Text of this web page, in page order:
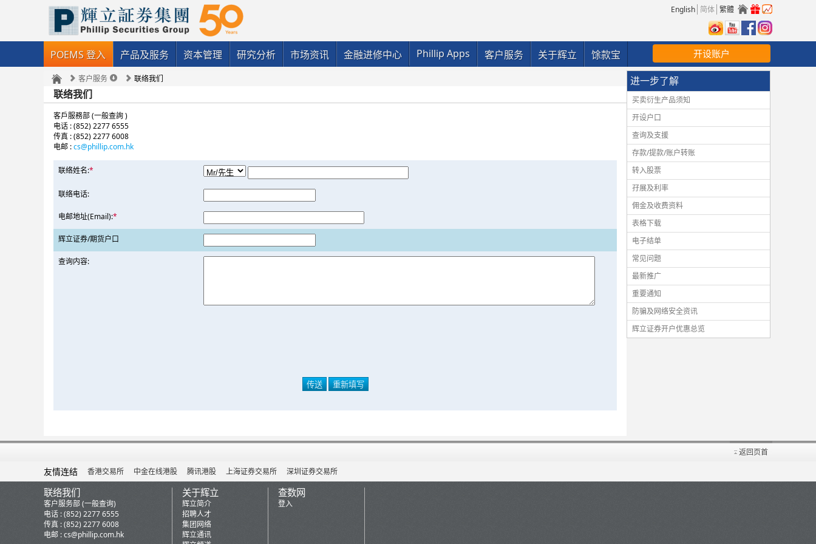
English 简体 繁體
POEMS 登入 产品及服务 资本管理 研究分析 市场资讯 金融进修中心 Phillip Apps 客户服务 关于辉立 馀款宝 开设账户
客户服务 联络我们
联络我们
客戶服務部 (一般查詢 )
电话 : (852) 2277 6555
传真 : (852) 2277 6008
电邮 :cs@phillip.com.hk
联络姓名:*
联络电话:
电邮地址(Email):*
辉立证券/期货户口
查询内容:
进一步了解
买卖衍生产品须知
开设户口
查询及支援
存款/提款/账户转账
转入股票
孖展及利率
佣金及收费资料
表格下载
电子结单
常见问题
最新推广
重要通知
防骗及网络安全资讯
辉立证券开户优惠总览
返回页首
友情连结 香港交易所 中金在线港股 腾讯港股 上海证券交易所 深圳证券交易所
联络我们
客户服务部 (一般查询)
电话 : (852) 2277 6555
传真 : (852) 2277 6008
电邮 :cs@phillip.com.hk
关于辉立
辉立简介
招聘人才
集团网络
辉立通讯
查数网
登入